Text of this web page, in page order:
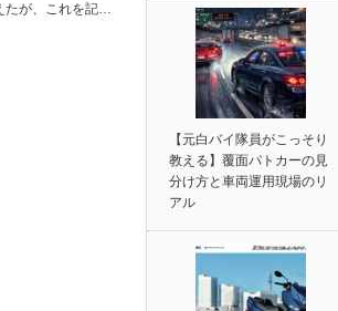
たが、これを記…
【元白バイ隊員がこっそり
教える】覆面パトカーの見
分け方と車両運用現場のリ
アル